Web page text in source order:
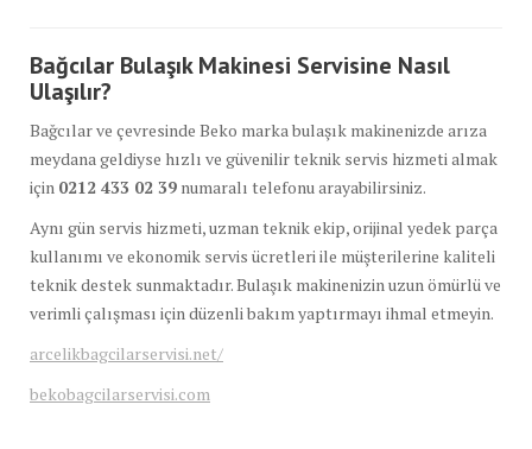
Bağcılar Bulaşık Makinesi Servisine Nasıl
Ulaşılır?
Bağcılar ve çevresinde Beko marka bulaşık makinenizde arıza
meydana geldiyse hızlı ve güvenilir teknik servis hizmeti almak
için 0212 433 02 39 numaralı telefonu arayabilirsiniz.
Aynı gün servis hizmeti, uzman teknik ekip, orijinal yedek parça
kullanımı ve ekonomik servis ücretleri ile müşterilerine kaliteli
teknik destek sunmaktadır. Bulaşık makinenizin uzun ömürlü ve
verimli çalışması için düzenli bakım yaptırmayı ihmal etmeyin.
arcelikbagcilarservisi.net/
bekobagcilarservisi.com